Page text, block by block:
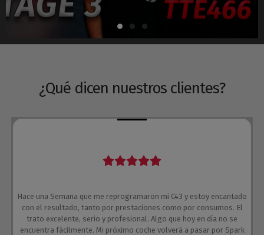
¿Qué dicen nuestros clientes?
Hace una Semana que me reprogramaron mi C43 y estoy encantado
con el resultado, tanto por prestaciones como por consumos. El
trato excelente, serio y profesional. Algo que hoy en día no se
encuentra fácilmente. Mi próximo coche volverá a pasar por Spark